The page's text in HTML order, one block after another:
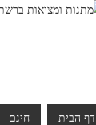
דף הבית חינם